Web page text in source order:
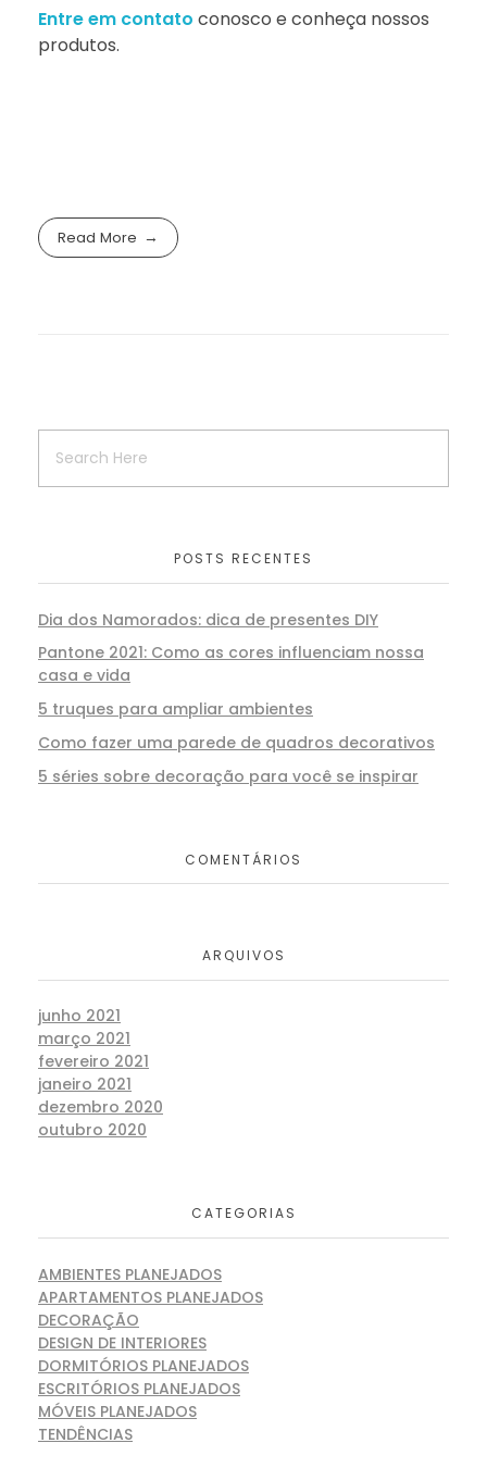
Entre em contato conosco e conheça nossos
produtos.
Read More
POSTS RECENTES
Dia dos Namorados: dica de presentes DIY
Pantone 2021: Como as cores influenciam nossa
casa e vida
5 truques para ampliar ambientes
Como fazer uma parede de quadros decorativos
5 séries sobre decoração para você se inspirar
COMENTÁRIOS
ARQUIVOS
junho 2021
março 2021
fevereiro 2021
janeiro 2021
dezembro 2020
outubro 2020
CATEGORIAS
AMBIENTES PLANEJADOS
APARTAMENTOS PLANEJADOS
DECORAÇÃO
DESIGN DE INTERIORES
DORMITÓRIOS PLANEJADOS
ESCRITÓRIOS PLANEJADOS
MÓVEIS PLANEJADOS
TENDÊNCIAS